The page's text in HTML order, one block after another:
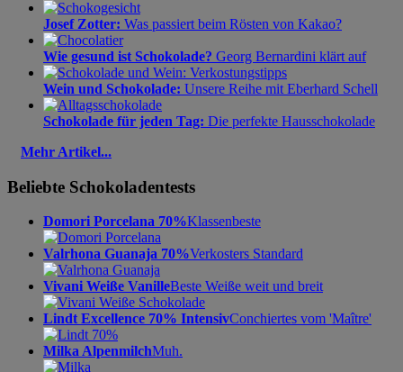
Josef Zotter: Was passiert beim Rösten von Kakao?
Wie gesund ist Schokolade? Georg Bernardini klärt auf
Wein und Schokolade: Unsere Reihe mit Eberhard Schell
Schokolade für jeden Tag: Die perfekte Hausschokolade
Mehr Artikel...
Beliebte Schokoladentests
Domori Porcelana 70%Klassenbeste
Valrhona Guanaja 70%Verkosters Standard
Vivani Weiße VanilleBeste Weiße weit und breit
Lindt Excellence 70% IntensivConchiertes vom 'Maître'
Milka AlpenmilchMuh.